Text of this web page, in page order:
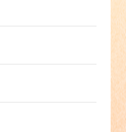
）・四国・九
：990円(税込)
＋クール代金
、代金引換（手
込（前払い）・
（オンラ
タイ払い・auか
フトバンクまと
けます。
きましては、ご
発送いたしま
様のお手元に到
受け出来ませ